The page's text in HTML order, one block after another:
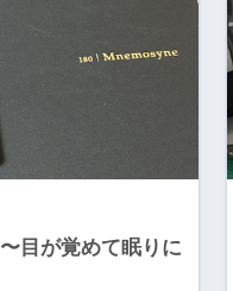
目が覚めて眠りに